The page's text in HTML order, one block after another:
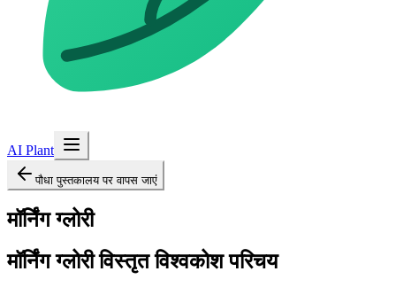
AI Plant
पौधा पुस्तकालय पर वापस जाएं
मॉर्निंग ग्लोरी
मॉर्निंग ग्लोरी विस्तृत विश्वकोश परिचय